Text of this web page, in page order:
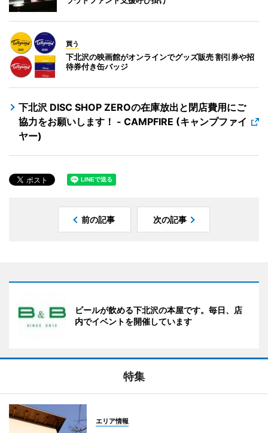
買う
下北沢の映画館がオンラインでグッズ販売 割引券や招
待券付き缶バッジ
下北沢 DISC SHOP ZEROの在庫放出と閉店費用にご
協力をお願いします！ - CAMPFIRE (キャンプファイ
ヤー)
前の記事 次の記事
ビールが飲める下北沢の本屋です。毎日、店
内でイベントを開催しています
特集
エリア情報